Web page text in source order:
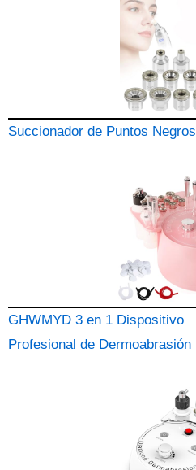
Succionador de Puntos Negros
GHWMYD 3 en 1 Dispositivo
Profesional de Dermoabrasión